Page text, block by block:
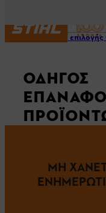
Οδηγός επιλογής
ΟΔΗΓΟΣ
ΜΗ